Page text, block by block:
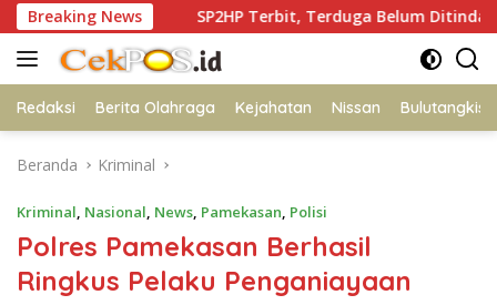
Langsung
ke
konten
Breaking NewsSP2HP Terbit, Terduga Belum Ditindak, Ibu Korban
Redaksi Berita Olahraga Kejahatan Nissan Bulutangkis
Beranda Kriminal
Kriminal, Nasional, News, Pamekasan, Polisi
Polres Pamekasan Berhasil
Ringkus Pelaku Penganiayaan